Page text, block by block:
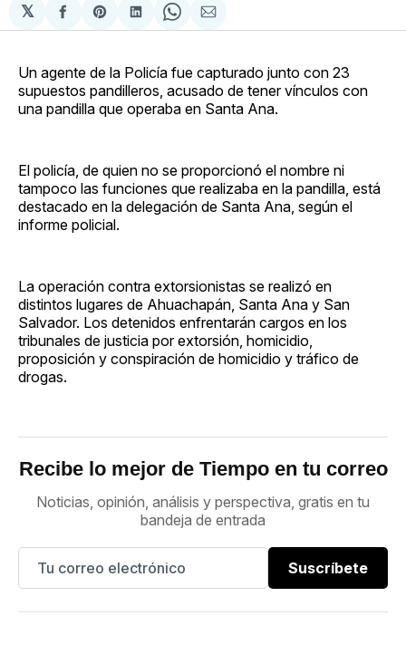
𝕏
Compartir
en
Share
on
Compartir
en
Share
on
Compartir
via
Un agente de la Policía fue capturado junto con 23
supuestos pandilleros, acusado de tener vínculos con
una pandilla que operaba en Santa Ana.
El policía, de quien no se proporcionó el nombre ni
tampoco las funciones que realizaba en la pandilla, está
destacado en la delegación de Santa Ana, según el
informe policial.
La operación contra extorsionistas se realizó en
distintos lugares de Ahuachapán, Santa Ana y San
Salvador. Los detenidos enfrentarán cargos en los
tribunales de justicia por extorsión, homicidio,
proposición y conspiración de homicidio y tráfico de
drogas.
Recibe lo mejor de Tiempo en tu correo
Noticias, opinión, análisis y perspectiva, gratis en tu
bandeja de entrada
Suscríbete